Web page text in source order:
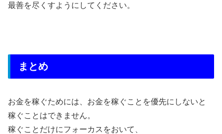
最善を尽くすようにしてください。
まとめ
お金を稼ぐためには、お金を稼ぐことを優先にしないと
稼ぐことはできません。
稼ぐことだけにフォーカスをおいて、